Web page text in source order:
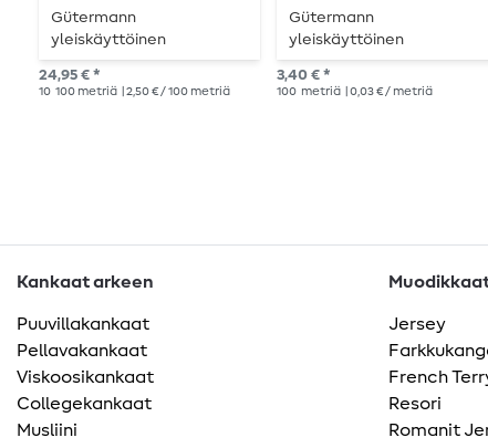
Gütermann
yleiskäyttöinen
ompelulankasarja
ompeluneuloilla
24,95 € *
10 100 metriä | 2,50 € / 100 metriä
Gütermann
yleiskäyttöinen
ompelukone - Vettä
hylkivä - 100 m
3,40 € *
100 metriä | 0,03 € / metriä
Kankaat arkeen
Puuvillakankaat
Pellavakankaat
Viskoosikankaat
Collegekankaat
Musliini
Jersey
French
Resori
Romanit